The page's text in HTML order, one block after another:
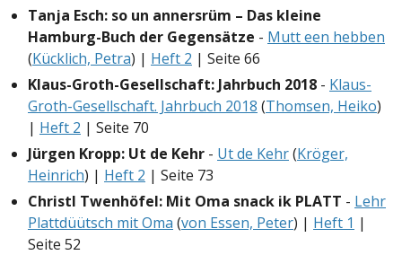
Tanja Esch: so un annersrüm – Das kleine
Hamburg-Buch der Gegensätze - Mutt een hebben
(Kücklich, Petra) | Heft 2 | Seite 66
Klaus-Groth-Gesellschaft: Jahrbuch 2018 - Klaus-
Groth-Gesellschaft. Jahrbuch 2018 (Thomsen, Heiko)
| Heft 2 | Seite 70
Jürgen Kropp: Ut de Kehr - Ut de Kehr(Kröger,
Heinrich) | Heft 2 | Seite 73
Christl Twenhöfel: Mit Oma snack ik PLATT - Lehr
Plattdüütsch mit Oma (von Essen, Peter) | Heft 1 |
Seite 52